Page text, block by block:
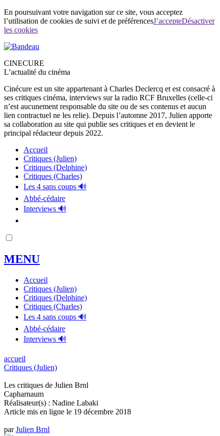
En poursuivant votre navigation sur ce site, vous acceptez
l’utilisation de cookies de suivi et de préférencesJ’accepteDésactiver
les cookies
CINECURE
L’actualité du cinéma
Cinécure est un site appartenant à Charles Declercq et est consacré à
ses critiques cinéma, interviews sur la radio RCF Bruxelles (celle-ci
n’est aucunement responsable du site ou de ses contenus et aucun
lien contractuel ne les relie). Depuis l’automne 2017, Julien apporte
sa collaboration au site qui publie ses critiques et en devient le
principal rédacteur depuis 2022.
Accueil
Critiques (Julien)
Critiques (Delphine)
Critiques (Charles)
Les 4 sans coups 🔊
Abbé-cédaire
Interviews 🔊
MENU
Accueil
Critiques (Julien)
Critiques (Delphine)
Critiques (Charles)
Les 4 sans coups 🔊
Abbé-cédaire
Interviews 🔊
accueil
Critiques (Julien)
Les critiques de Julien Brnl
Capharnaum
Réalisateur(s) : Nadine Labaki
Article mis en ligne le 19 décembre 2018
parJulien Brnl